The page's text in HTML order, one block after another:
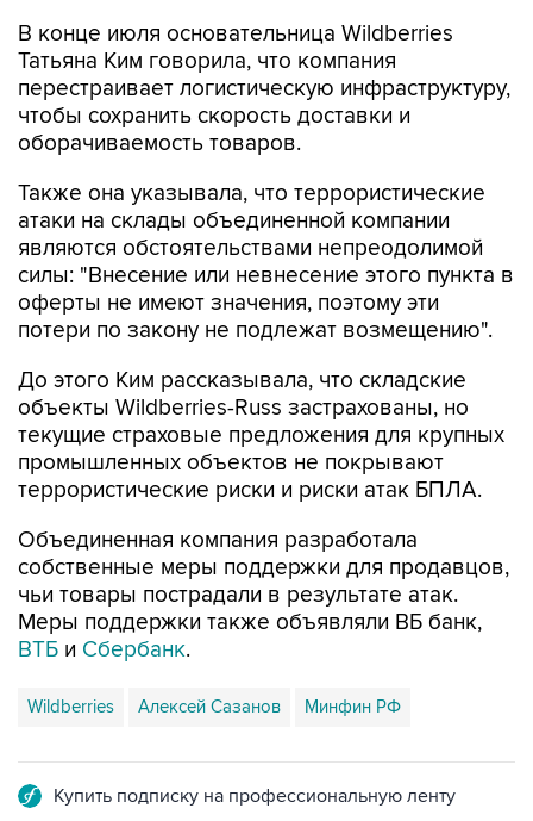
В конце июля основательница Wildberries
Татьяна Ким говорила, что компания
перестраивает логистическую инфраструктуру,
чтобы сохранить скорость доставки и
оборачиваемость товаров.
Также она указывала, что террористические
атаки на склады объединенной компании
являются обстоятельствами непреодолимой
силы: "Внесение или невнесение этого пункта в
оферты не имеют значения, поэтому эти
потери по закону не подлежат возмещению".
До этого Ким рассказывала, что складские
объекты Wildberries-Russ застрахованы, но
текущие страховые предложения для крупных
промышленных объектов не покрывают
террористические риски и риски атак БПЛА.
Объединенная компания разработала
собственные меры поддержки для продавцов,
чьи товары пострадали в результате атак.
Меры поддержки также объявляли ВБ банк,
ВТБ и Сбербанк.
Wildberries Алексей Сазанов Минфин РФ
Купить подписку на профессиональную ленту